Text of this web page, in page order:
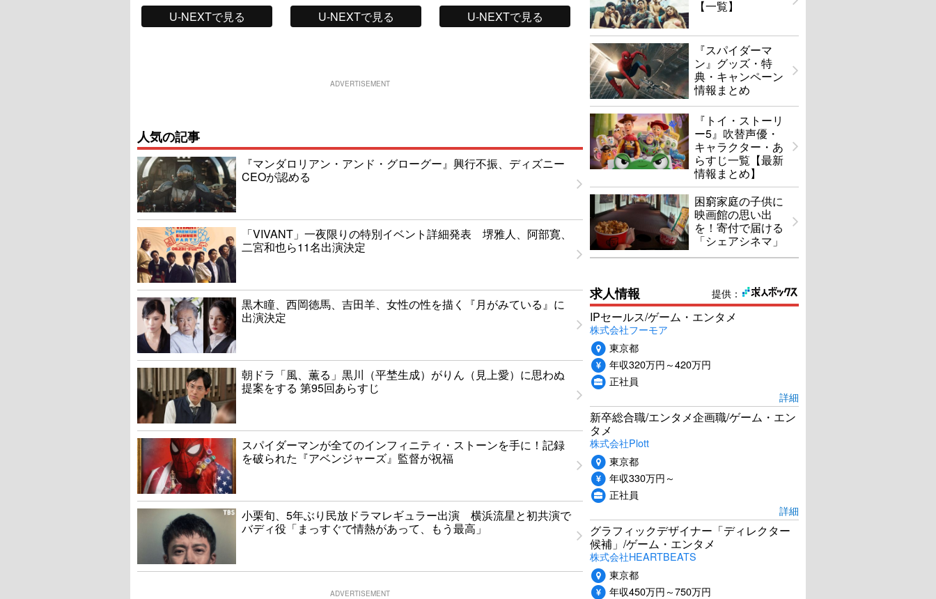
U-NEXTで見る U-NEXTで見る U-NEXTで見る U-NEXTで見る
ADVERTISEMENT
人気の記事
『マンダロリアン・アンド・グローグー』興行不振、ディズニー
CEOが認める
「VIVANT」一夜限りの特別イベント詳細発表 堺雅人、阿部寛、
二宮和也ら11名出演決定
黒木瞳、西岡徳馬、吉田羊、女性の性を描く『月がみている』に
出演決定
朝ドラ「風、薫る」黒川（平埜生成）がりん（見上愛）に思わぬ
提案をする 第95回あらすじ
スパイダーマンが全てのインフィニティ・ストーンを手に！記録
を破られた『アベンジャーズ』監督が祝福
小栗旬、5年ぶり民放ドラマレギュラー出演 横浜流星と初共演で
バディ役「まっすぐで情熱があって、もう最高」
ADVERTISEMENT
【一覧】
『スパイダーマ
ン』グッズ・特
典・キャンペーン
情報まとめ
『トイ・ストーリ
ー5』吹替声優・
キャラクター・あ
らすじ一覧【最新
情報まとめ】
困窮家庭の子供に
映画館の思い出
を！寄付で届ける
「シェアシネマ」
提供：
求人情報
IPセールス/ゲーム・エンタメ
株式会社フーモア
東京都
年収320万円～420万円
正社員
詳細
新卒総合職/エンタメ企画職/ゲーム・エン
タメ
株式会社Plott
東京都
年収330万円～
正社員
詳細
グラフィックデザイナー「ディレクター
候補」/ゲーム・エンタメ
株式会社HEARTBEATS
東京都
年収450万円～750万円